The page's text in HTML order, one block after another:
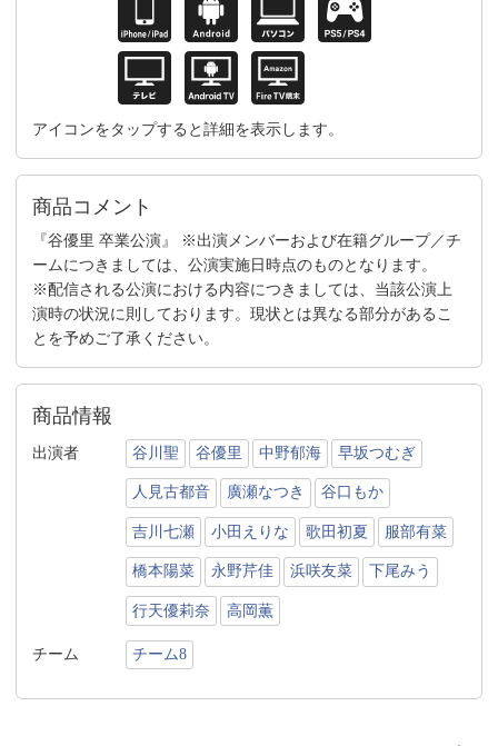
アイコンをタップすると詳細を表示します。
商品コメント
『谷優里 卒業公演』 ※出演メンバーおよび在籍グループ／チ
ームにつきましては、公演実施日時点のものとなります。
※配信される公演における内容につきましては、当該公演上
演時の状況に則しております。現状とは異なる部分があるこ
とを予めご了承ください。
商品情報
出演者 谷川聖 谷優里 中野郁海 早坂つむぎ
人見古都音 廣瀬なつき 谷口もか
吉川七瀬 小田えりな 歌田初夏 服部有菜
橋本陽菜 永野芹佳 浜咲友菜 下尾みう
行天優莉奈 高岡薫
チーム チーム8